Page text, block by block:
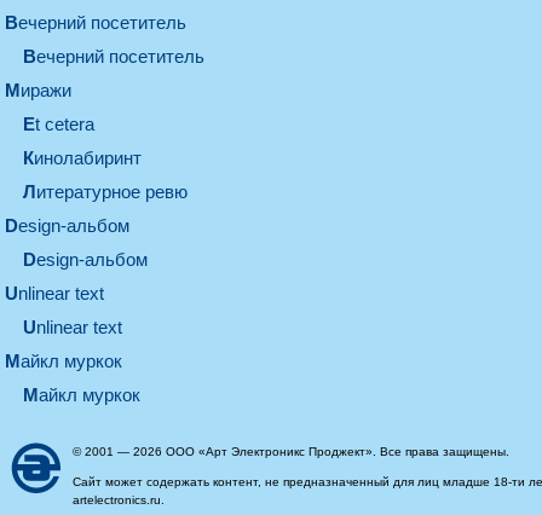
вечерний посетитель
вечерний посетитель
миражи
et cetera
кинолабиринт
литературное ревю
design-альбом
design-альбом
unlinear text
Unlinear text
майкл муркок
майкл муркок
© 2001 — 2026 ООО «Арт Электроникс Проджект». Все права защищены.
Сайт может содержать контент, не предназначенный для лиц младше 18-ти
artelectronics.ru.